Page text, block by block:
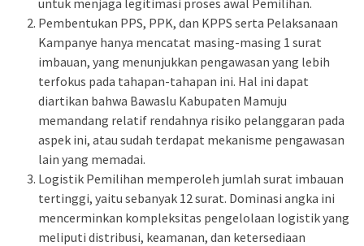
Pembentukan PPS, PPK, dan KPPS serta Pelaksanaan
Kampanye hanya mencatat masing-masing 1 surat
imbauan, yang menunjukkan pengawasan yang lebih
terfokus pada tahapan-tahapan ini. Hal ini dapat
diartikan bahwa Bawaslu Kabupaten Mamuju
memandang relatif rendahnya risiko pelanggaran pada
aspek ini, atau sudah terdapat mekanisme pengawasan
lain yang memadai.
Logistik Pemilihan memperoleh jumlah surat imbauan
tertinggi, yaitu sebanyak 12 surat. Dominasi angka ini
mencerminkan kompleksitas pengelolaan logistik yang
meliputi distribusi, keamanan, dan ketersediaan